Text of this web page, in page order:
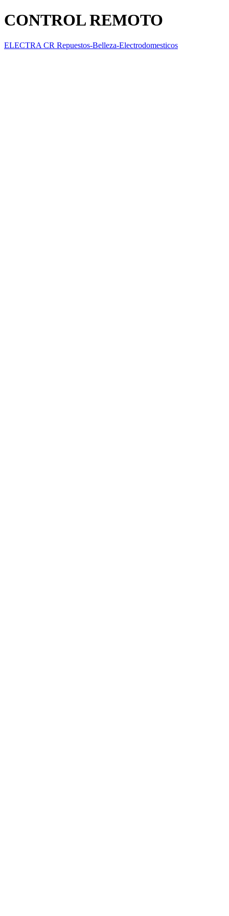
CONTROL REMOTO
ELECTRA CR Repuestos-Belleza-Electrodomesticos